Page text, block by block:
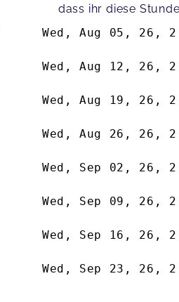
dass ihr diese
Wed, Aug 05, 26 ,
Wed, Aug 12, 26 ,
Wed, Aug 19, 26 ,
Wed, Aug 26, 26 ,
Wed, Sep 02, 26 ,
Wed, Sep 09, 26 ,
Wed, Sep 16, 26 ,
Wed, Sep 23, 26 ,